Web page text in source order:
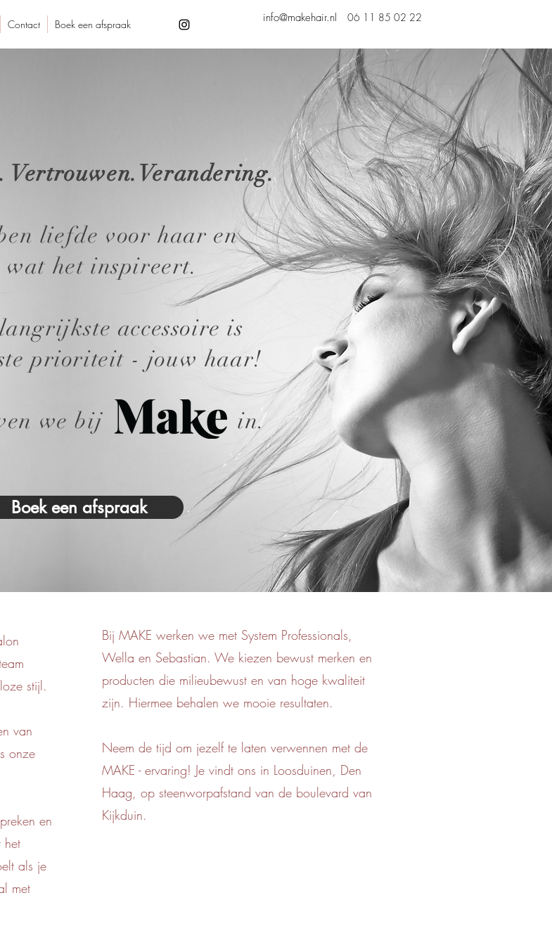
Contact Boek een afspraak info@makehair.nl 06 11 85 02 22
Vertrouwen.Verandering.
liefde voor haar en
wat het inspireert.
accessoire is
prioriteit - jouw haar!
we bij in.
Boek een afspraak
stijl.
van
onze
en
het
als je
met
Bij MAKE werken we met System Professionals,
Wella en Sebastian. We kiezen bewust merken en
producten die milieubewust en van hoge kwaliteit
zijn. Hiermee behalen we mooie resultaten.
Neem de tijd om jezelf te laten verwennen met de
MAKE - ervaring! Je vindt ons in Loosduinen, Den
Haag, op steenworpafstand van de boulevard van
Kijkduin.